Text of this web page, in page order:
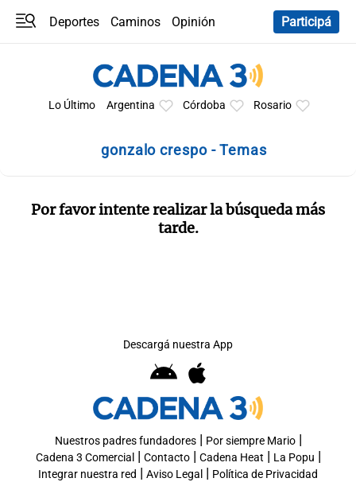
Deportes Caminos
Opinión
Participá
Lo Último Argentina Córdoba Rosario
gonzalo crespo - Temas
Por favor intente realizar la búsqueda más
tarde.
Descargá nuestra App
Nuestros padres fundadores| Por siempre Mario|
Cadena 3 Comercial | Contacto| Cadena Heat | La Popu |
Integrar nuestra red | Aviso Legal | Política de Privacidad